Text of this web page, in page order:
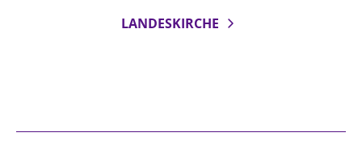
LANDESKIRCHE